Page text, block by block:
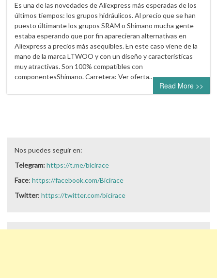
Es una de las novedades de Aliexpress más esperadas de los
últimos tiempos: los grupos hidráulicos. Al precio que se han
puesto últimante los grupos SRAM o Shimano mucha gente
estaba esperando que por fin aparecieran alternativas en
Aliexpress a precios más asequibles. En este caso viene de la
mano de la marca LTWOO y con un diseño y características
muy atractivas. Son 100% compatibles con
componentesShimano. Carretera: Ver oferta…
Read More >>
Nos puedes seguir en:
Telegram:https://t.me/bicirace
Face: https://facebook.com/Bicirace
Twitter: https://twitter.com/bicirace